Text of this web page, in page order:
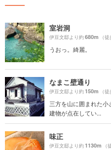
室岩洞
伊豆文邸より約680m （
うおっ。綺麗。
なまこ壁通り
伊豆文邸より約150m （
三方を山に囲まれた
建物が点在してい...
味正
伊豆文邸より約1130m （